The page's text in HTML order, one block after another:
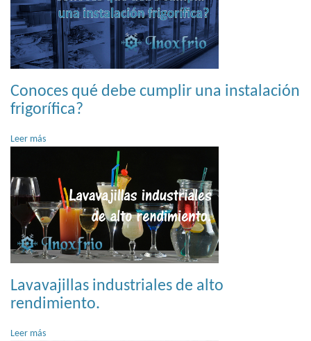
Conoces qué debe cumplir una instalación
frigorífica?
Leer más
Lavavajillas industriales de alto
rendimiento.
Leer más